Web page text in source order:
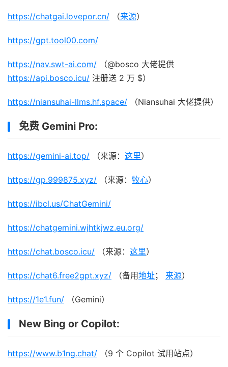
https://chatgai.lovepor.cn/ （来源）
https://gpt.tool00.com/
https://nav.swt-ai.com/ （@bosco 大佬提供
https://api.bosco.icu/ 注册送 2 万 $）
https://niansuhai-llms.hf.space/ （Niansuhai 大佬提供）
免费 Gemini Pro:
https://gemini-ai.top/ （来源： 这里）
https://gp.999875.xyz/ （来源： 牧心）
https://ibcl.us/ChatGemini/
https://chatgemini.wjhtkjwz.eu.org/
https://chat.bosco.icu/ （来源： 这里）
https://chat6.free2gpt.xyz/ （备用地址； 来源）
https://1e1.fun/ （Gemini）
New Bing or Copilot:
https://www.b1ng.chat/ （9 个 Copilot 试用站点）